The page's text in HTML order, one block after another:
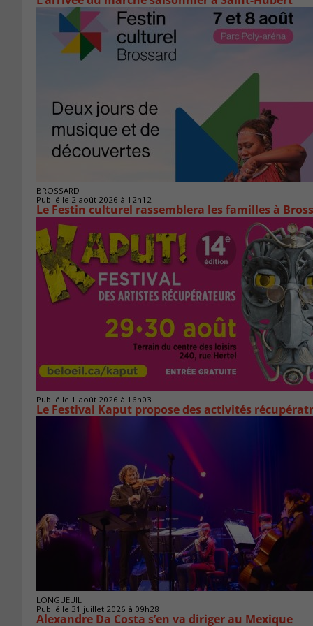
BROSSARD
Publié le 2 août 2026 à 12h12
Le Festin culturel rassemblera les familles à
Publié le 1 août 2026 à 16h03
Le Festival Kaput propose des activités
LONGUEUIL
Publié le 31 juillet 2026 à 09h28
Alexandre Da Costa s’en va diriger au Mexique